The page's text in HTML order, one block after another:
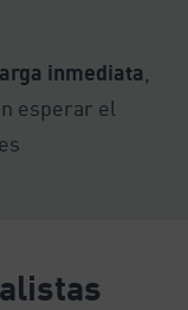
inmediata
esperar el